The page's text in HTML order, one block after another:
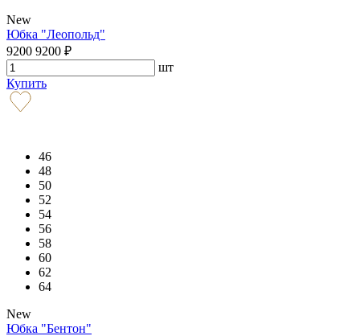
New
Юбка "Леопольд"
9200 9200 ₽
шт
Купить
46
48
50
52
54
56
58
60
62
64
New
Юбка "Бентон"